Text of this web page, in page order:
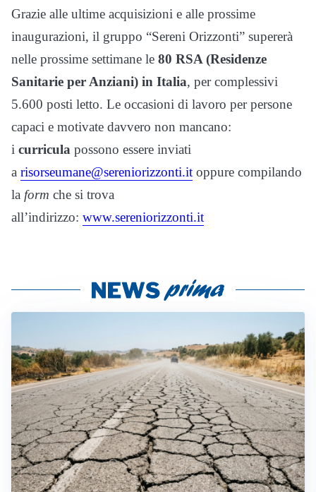
Grazie alle ultime acquisizioni e alle prossime
inaugurazioni, il gruppo “Sereni Orizzonti” supererà
nelle prossime settimane le 80 RSA (Residenze
Sanitarie per Anziani) in Italia, per complessivi
5.600 posti letto. Le occasioni di lavoro per persone
capaci e motivate davvero non mancano:
i curricula possono essere inviati
a risorseumane@sereniorizzonti.it oppure compilando
la form che si trova
all’indirizzo: www.sereniorizzonti.it